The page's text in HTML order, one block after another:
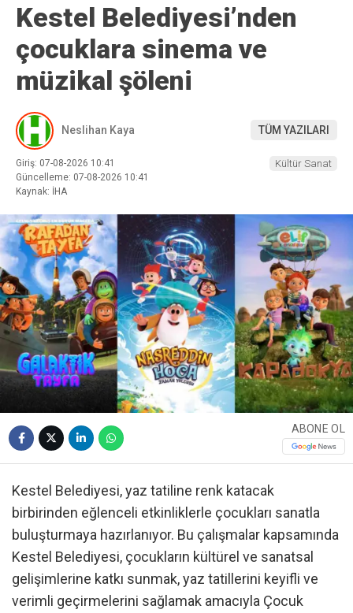
Kestel Belediyesi’nden
çocuklara sinema ve
müzikal şöleni
Neslihan Kaya TÜM YAZILARI
Giriş: 07-08-2026 10:41
Güncelleme: 07-08-2026 10:41
Kaynak: İHA
Kültür Sanat
ABONE OL
Kestel Belediyesi, yaz tatiline renk katacak
birbirinden eğlenceli etkinliklerle çocukları sanatla
buluşturmaya hazırlanıyor. Bu çalışmalar kapsamında
Kestel Belediyesi, çocukların kültürel ve sanatsal
gelişimlerine katkı sunmak, yaz tatillerini keyifli ve
verimli geçirmelerini sağlamak amacıyla Çocuk